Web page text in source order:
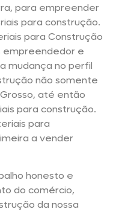
para empreender
para construção.
para Construção
empreendedor e
mudança no perfil
não somente
até então
para construção.
para
a vender
honesto e
do comércio,
da nossa